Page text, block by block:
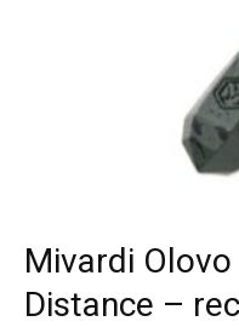
Mivardi Olovo
Distance –